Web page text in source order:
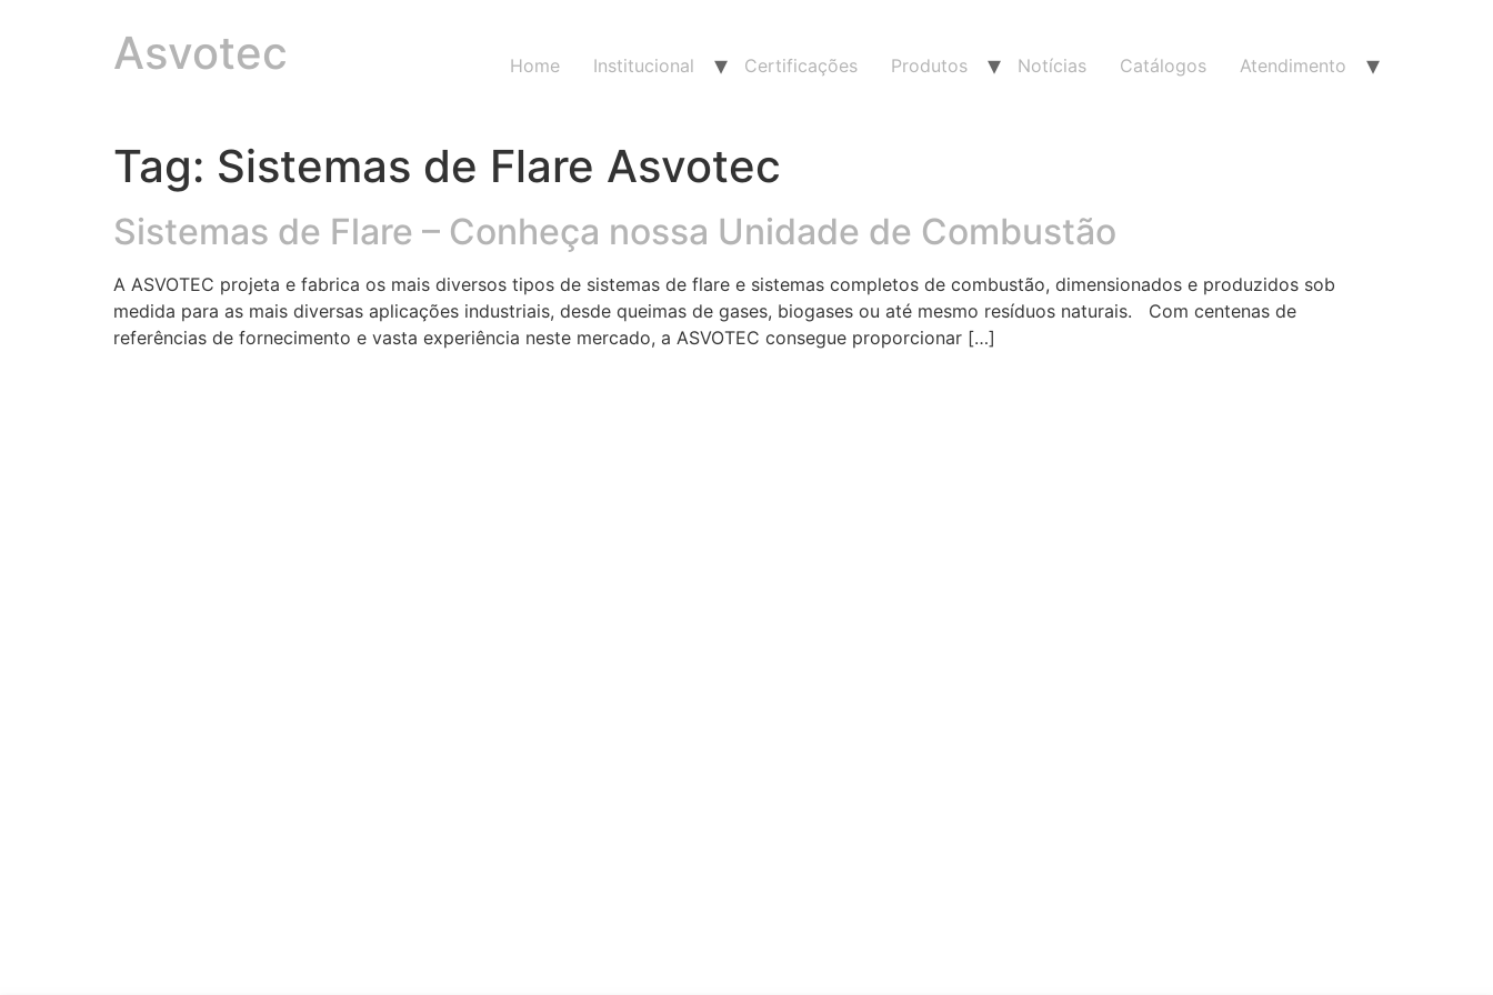
Asvotec Home Institucional Certificações Produtos Notícias Catálogos Atendimento
Tag: Sistemas de Flare Asvotec
Sistemas de Flare – Conheça nossa Unidade de Combustão
A ASVOTEC projeta e fabrica os mais diversos tipos de sistemas de flare e sistemas completos de combustão, dimensionados e produzidos sob
medida para as mais diversas aplicações industriais, desde queimas de gases, biogases ou até mesmo resíduos naturais. Com centenas de
referências de fornecimento e vasta experiência neste mercado, a ASVOTEC consegue proporcionar […]